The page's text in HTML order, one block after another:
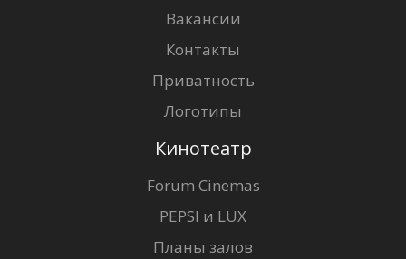
Вакансии
Контакты
Приватность
Логотипы
Кинотеатр
Forum Cinemas
PEPSI и LUX
Планы залов